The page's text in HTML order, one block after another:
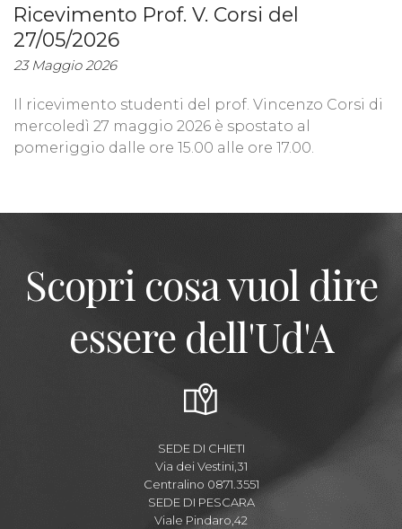
Ricevimento Prof. V. Corsi del
27/05/2026
23 Maggio 2026
Il ricevimento studenti del prof. Vincenzo Corsi di
mercoledì 27 maggio 2026 è spostato al
pomeriggio dalle ore 15.00 alle ore 17.00.
Scopri cosa vuol dire
essere dell'Ud'A
SEDE DI CHIETI
Via dei Vestini,31
Centralino 0871.3551
SEDE DI PESCARA
Viale Pindaro,42